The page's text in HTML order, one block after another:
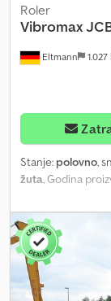
Eltmann 1.027
Roler
Vibromax
Stanje: polovno,
žuta, Godina
VIBROMAX VM
dizel motor
Radna širina do
Automatsko
Hidrodinamička